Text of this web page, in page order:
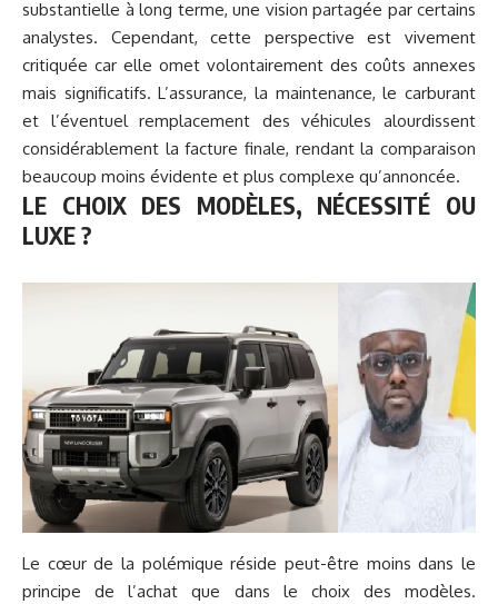
substantielle à long terme, une vision partagée par certains
analystes. Cependant, cette perspective est vivement
critiquée car elle omet volontairement des coûts annexes
mais significatifs. L’assurance, la maintenance, le carburant
et l’éventuel remplacement des véhicules alourdissent
considérablement la facture finale, rendant la comparaison
beaucoup moins évidente et plus complexe qu’annoncée.
LE CHOIX DES MODÈLES, NÉCESSITÉ OU
LUXE ?
Le cœur de la polémique réside peut-être moins dans le
principe de l’achat que dans le choix des modèles.